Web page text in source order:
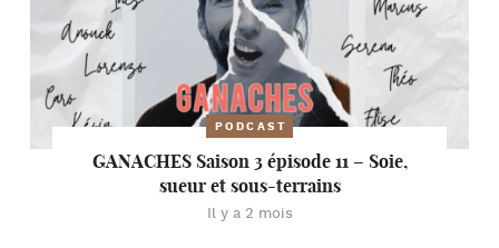
PODCAST
GANACHES Saison 3 épisode 11 – Soie,
sueur et sous-terrains
Il y a 2 mois